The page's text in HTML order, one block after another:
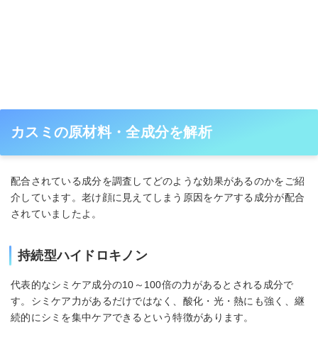
カスミの原材料・全成分を解析
配合されている成分を調査してどのような効果があるのかをご紹
介しています。老け顔に見えてしまう原因をケアする成分が配合
されていましたよ。
持続型ハイドロキノン
代表的なシミケア成分の10～100倍の力があるとされる成分で
す。シミケア力があるだけではなく、酸化・光・熱にも強く、継
続的にシミを集中ケアできるという特徴があります。